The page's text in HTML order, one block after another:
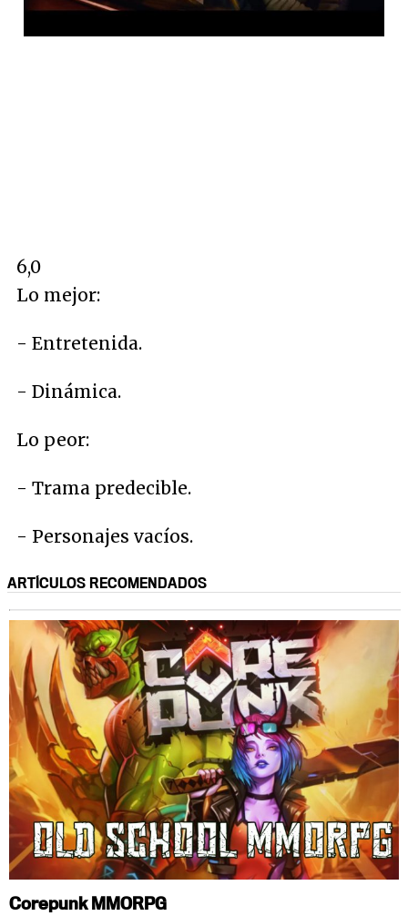
6,0
Lo mejor:
- Entretenida.
- Dinámica.
Lo peor:
- Trama predecible.
- Personajes vacíos.
ARTÍCULOS RECOMENDADOS
Corepunk MMORPG